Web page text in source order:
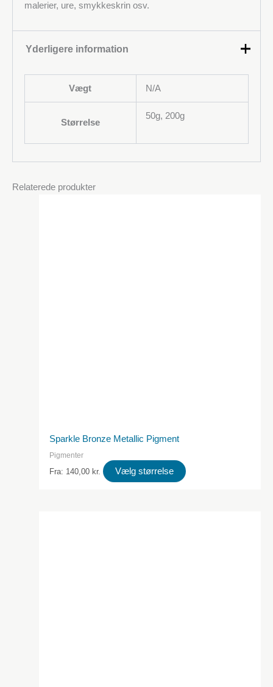
malerier, ure, smykkeskrin osv.
Yderligere information
Vægt N/A
Størrelse
50g, 200g
Relaterede produkter
Sparkle Bronze Metallic Pigment
Pigmenter
Fra: 140,00 kr. Vælg størrelse
Dette